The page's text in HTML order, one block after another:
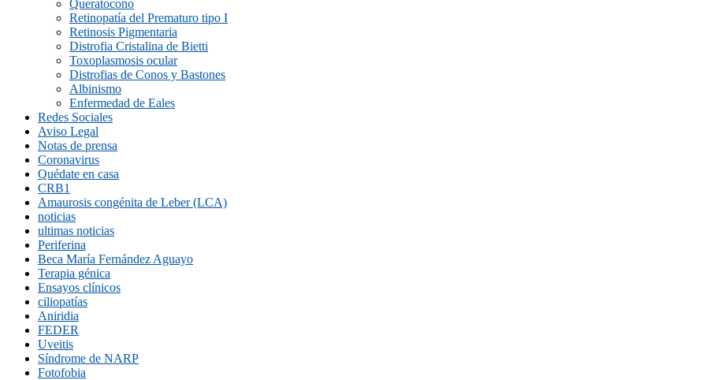
Queratocono
Retinopatí­a del Prematuro tipo I
Retinosis Pigmentaria
Distrofia Cristalina de Bietti
Toxoplasmosis ocular
Distrofias de Conos y Bastones
Albinismo
Enfermedad de Eales
Redes Sociales
Aviso Legal
Notas de prensa
Coronavirus
Quédate en casa
CRB1
Amaurosis congénita de Leber (LCA)
noticias
ultimas noticias
Periferina
Beca María Fernández Aguayo
Terapia génica
Ensayos clínicos
ciliopatías
Aniridia
FEDER
Uveitis
Síndrome de NARP
Fotofobia